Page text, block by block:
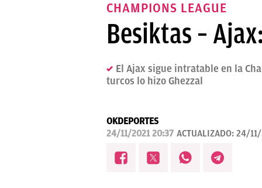
CHAMPIONS LEAGUE
Besiktas –
El Ajax sigue intratable en la
turcos lo hizo Ghezzal
OKDEPORTES
24/11/2021 20:37 ACTUALIZADO: 24/